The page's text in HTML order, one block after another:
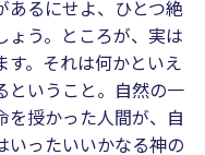
るにせよ、ひとつ絶
ょう。ところが、実は
す。それは何かといえ
ということ。自然の一
を授かった人間が、自
いったいいかなる神の